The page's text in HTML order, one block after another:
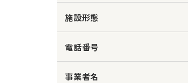
施設形態
電話番号
事業者名